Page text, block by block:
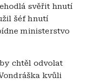
svěřit hnutí
šéf hnutí
ministerstvo
chtěl odvolat
kvůli